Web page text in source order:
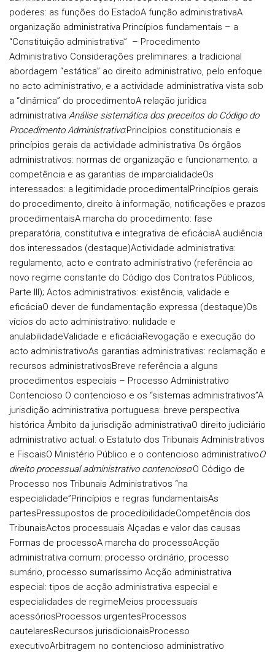
poderes: as funções do EstadoA função administrativaA
organização administrativa Princípios fundamentais – a
“Constituição administrativa” – Procedimento
Administrativo Considerações preliminares: a tradicional
abordagem “estática” ao direito administrativo, pelo enfoque
no acto administrativo, e a actividade administrativa vista sob
a “dinâmica” do procedimentoA relação jurídica
administrativa Análise sistemática dos preceitos do Código do
Procedimento Administrativo:Princípios constitucionais e
princípios gerais da actividade administrativa Os órgãos
administrativos: normas de organização e funcionamento; a
competência e as garantias de imparcialidadeOs
interessados: a legitimidade procedimentalPrincípios gerais
do procedimento, direito à informação, notificações e prazos
procedimentaisA marcha do procedimento: fase
preparatória, constitutiva e integrativa de eficáciaA audiência
dos interessados (destaque)Actividade administrativa:
regulamento, acto e contrato administrativo (referência ao
novo regime constante do Código dos Contratos Públicos,
Parte III); Actos administrativos: existência, validade e
eficáciaO dever de fundamentação expressa (destaque)Os
vícios do acto administrativo: nulidade e
anulabilidadeValidade e eficáciaRevogação e execução do
acto administrativoAs garantias administrativas: reclamação e
recursos administrativosBreve referência a alguns
procedimentos especiais – Processo Administrativo
Contencioso O contencioso e os “sistemas administrativos”A
jurisdição administrativa portuguesa: breve perspectiva
histórica Âmbito da jurisdição administrativaO direito judiciário
administrativo actual: o Estatuto dos Tribunais Administrativos
e FiscaisO Ministério Público e o contencioso administrativoO
direito processual administrativo contencioso:O Código de
Processo nos Tribunais Administrativos “na
especialidade”Princípios e regras fundamentaisAs
partesPressupostos de procedibilidadeCompetência dos
TribunaisActos processuais Alçadas e valor das causas
Formas de processoA marcha do processoAcção
administrativa comum: processo ordinário, processo
sumário, processo sumaríssimo Acção administrativa
especial: tipos de acção administrativa especial e
especialidades de regimeMeios processuais
acessóriosProcessos urgentesProcessos
cautelaresRecursos jurisdicionaisProcesso
executivoArbitragem no contencioso administrativo